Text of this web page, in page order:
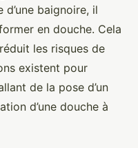
baignoire, il
en douche. Cela
les risques de
existent pour
de la pose d’un
d’une douche à